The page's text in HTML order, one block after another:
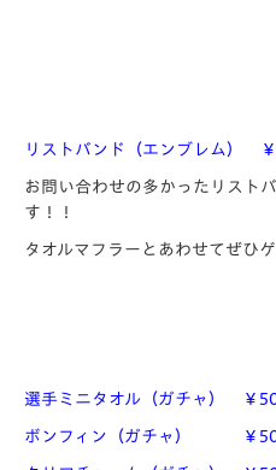
リストバンド（エンブレム） ￥
お問い合わせの多かったリスト
す！！
タオルマフラーとあわせてぜひ
選手ミニタオル（ガチャ） ￥
ボンフィン（ガチャ） ￥500